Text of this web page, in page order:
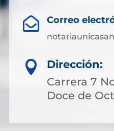
 Correo

Dirección:
Carrera 7
Doce de